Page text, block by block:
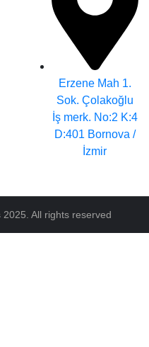
Erzene Mah 1.
Sok. Çolakoğlu
İş merk. No:2 K:4
D:401 Bornova /
İzmir
All rights reserved